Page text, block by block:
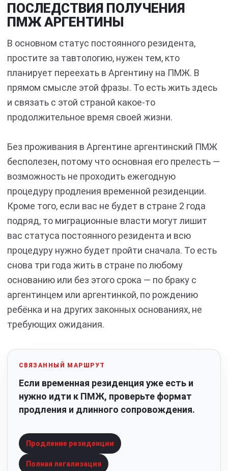
ПОСЛЕДСТВИЯ ПОЛУЧЕНИЯ
ПМЖ АРГЕНТИНЫ
В основном статус постоянного резидента,
простите за тавтологию, нужен тем, кто
планирует переехать в Аргентину на ПМЖ. В
прямом смысле этой фразы. То есть жить здесь
и связать с этой страной какое-то
продолжительное время своей жизни.
Без проживания в Аргентине аргентинский ПМЖ
бесполезен, потому что основная его прелесть —
возможность не проходить ежегодную
процедуру продления временной резиденции.
Кроме того, если вас не будет в стране 2 года
подряд, то миграционные власти могут лишит
вас статуса постоянного резидента и всю
процедуру нужно будет пройти сначала. То есть
снова три года жить в стране по любому
основанию или без этого срока — по браку с
аргентинцем или аргентинкой, по рождению
ребёнка и на других законных основаниях, не
требующих ожидания.
СВЯЗАННЫЙ МАРШРУТ
Если временная резиденция уже есть и
нужно идти к ПМЖ, проверьте формат
продления и длинного сопровождения.
Продление резиденции
Полная легализация